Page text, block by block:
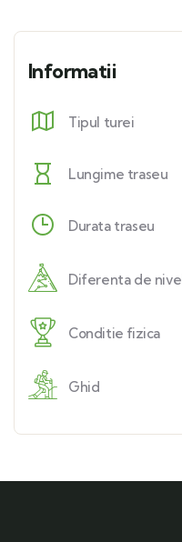
Informatii
Tipul turei
Lungime traseu
Durata traseu
Diferenta de nivel
Conditie fizica
Ghid